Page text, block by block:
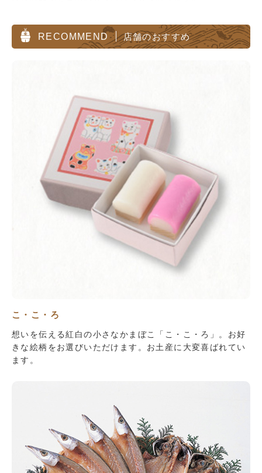
RECOMMEND 店舗のおすすめ
こ・こ・ろ
想いを伝える紅白の小さなかまぼこ「こ・こ・ろ」。お好
きな絵柄をお選びいただけます。お土産に大変喜ばれてい
ます。